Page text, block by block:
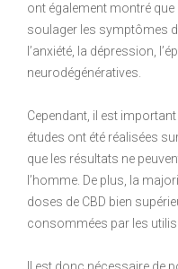
ont également montré que
soulager les symptômes
l’anxiété, la dépression,
neurodégénératives.
Cependant, il est
études ont été réalisées
que les résultats ne
l’homme. De plus, la
doses de CBD bien
consommées par les